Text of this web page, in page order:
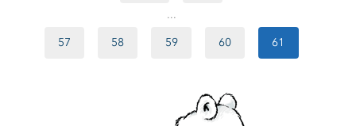
...
57 58 59 60 61